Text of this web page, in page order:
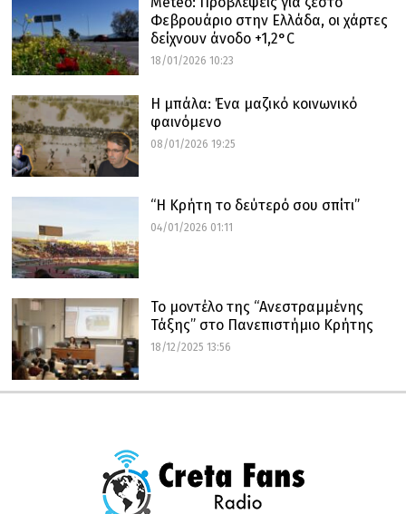
Φεβρουάριο στην Ελλάδα, οι χάρτες
δείχνουν άνοδο +1,2°C
18/01/2026 10:23
Η μπάλα: Ένα μαζικό κοινωνικό
φαινόμενο
08/01/2026 19:25
“Η Κρήτη το δεύτερό σου σπίτι”
04/01/2026 01:11
Το μοντέλο της “Ανεστραμμένης
Τάξης” στο Πανεπιστήμιο Κρήτης
18/12/2025 13:56